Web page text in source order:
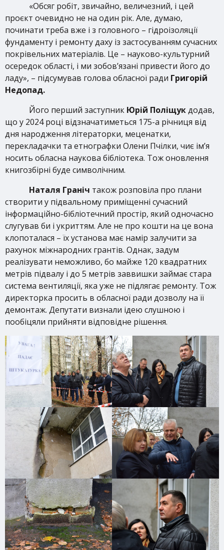
«Обсяг робіт, звичайно, величезний, і цей
проєкт очевидно не на один рік. Але, думаю,
починати треба вже і з головного – гідроізоляції
фундаменту і ремонту даху із застосуванням сучасних
покрівельних матеріалів. Це – науково-культурний
осередок області, і ми зобов’язані привести його до
ладу», – підсумував голова обласної ради Григорій
Недопад.
Його перший заступник Юрій Поліщукдодав,
що у 2024 році відзначатиметься 175-а річниця від
дня народження літераторки, меценатки,
перекладачки та етнографки Олени Пчілки, чиє ім’я
носить обласна наукова бібліотека. Тож оновлення
книгозбірні буде символічним.
Наталя Граніч також розповіла про плани
створити у підвальному приміщенні сучасний
інформаційно-бібліотечний простір, який одночасно
слугував би і укриттям. Але не про кошти на це вона
клопоталася – їх установа має намір залучити за
рахунок міжнародних грантів. Однак, задум
реалізувати неможливо, бо майже 120 квадратних
метрів підвалу і до 5 метрів заввишки займає стара
система вентиляції, яка уже не підлягає ремонту. Тож
директорка просить в обласної ради дозволу на її
демонтаж. Депутати визнали ідею слушною і
пообіцяли прийняти відповідне рішення.